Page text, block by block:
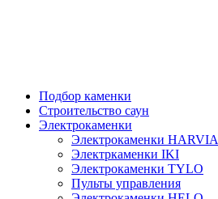
Подбор каменки
Строительство саун
Электрокаменки
Электрокаменки HARVIA
Электркаменки IKI
Электрокаменки TYLO
Пульты управления